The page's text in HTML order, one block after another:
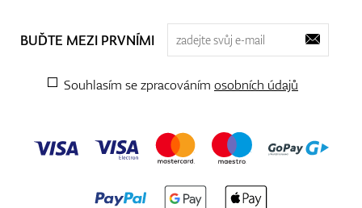
BUĎTE MEZI PRVNÍMI
Souhlasím se zpracováním osobních údajů